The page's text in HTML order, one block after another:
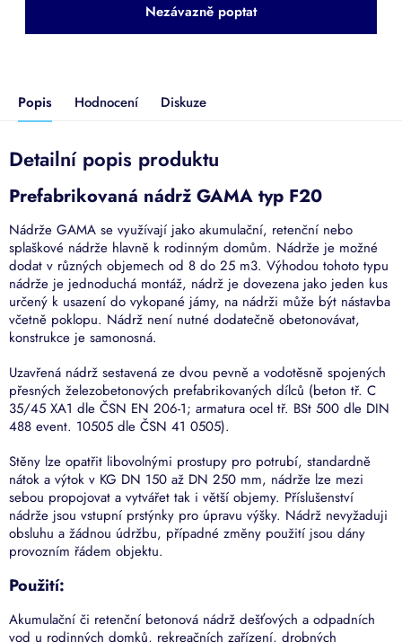
Nezávazně poptat
Popis Hodnocení Diskuze
Detailní popis produktu
Prefabrikovaná nádrž GAMA typ F20
Nádrže GAMA se využívají jako akumulační, retenční nebo
splaškové nádrže hlavně k rodinným domům. Nádrže je možné
dodat v různých objemech od 8 do 25 m3. Výhodou tohoto typu
nádrže je jednoduchá montáž, nádrž je dovezena jako jeden kus
určený k usazení do vykopané jámy, na nádrži může být nástavba
včetně poklopu. Nádrž není nutné dodatečně obetonovávat,
konstrukce je samonosná.
Uzavřená nádrž sestavená ze dvou pevně a vodotěsně spojených
přesných železobetonových prefabrikovaných dílců (beton tř. C
35/45 XA1 dle ČSN EN 206-1; armatura ocel tř. BSt 500 dle DIN
488 event. 10505 dle ČSN 41 0505).
Stěny lze opatřit libovolnými prostupy pro potrubí, standardně
nátok a výtok v KG DN 150 až DN 250 mm, nádrže lze mezi
sebou propojovat a vytvářet tak i větší objemy. Příslušenství
nádrže jsou vstupní prstýnky pro úpravu výšky. Nádrž nevyžaduji
obsluhu a žádnou údržbu, případné změny použití jsou dány
provozním řádem objektu.
Použití:
Akumulační či retenční betonová nádrž dešťových a odpadních
vod u rodinných domků, rekreačních zařízení, drobných